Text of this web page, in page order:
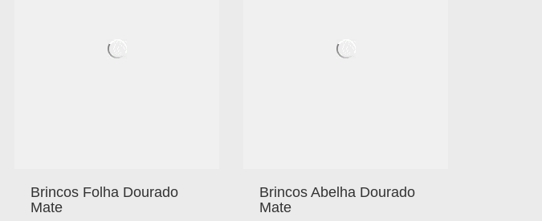
Brincos Folha Dourado
Mate
Brincos Abelha Dourado
Mate